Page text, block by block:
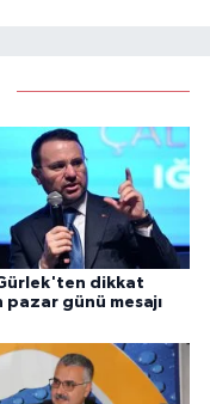
dikkat
pazar günü mesajı